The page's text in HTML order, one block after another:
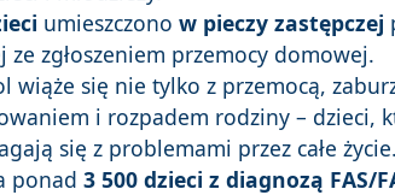
umieszczono w pieczy zastępczej
ze zgłoszeniem przemocy domowej.
wiąże się nie tylko z przemocą,
i rozpadem rodziny – dzieci,
się z problemami przez całe
ponad 3 500 dzieci z diagnozą FAS/